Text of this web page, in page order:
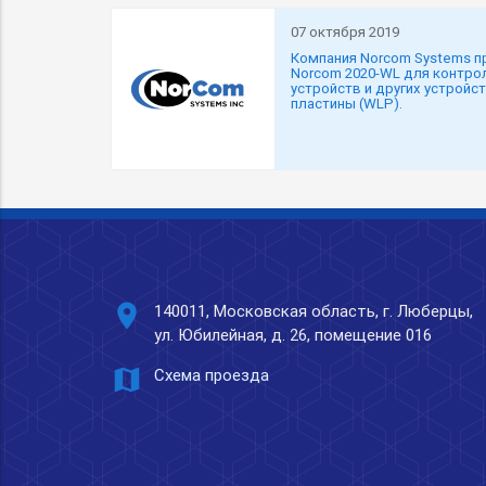
07 октября 2019
Компания Norcom Systems
Norcom 2020-WL для
устройств и других
пластины (WLP).
place
140011, Московская область, г. Люберцы,
ул. Юбилейная, д. 26, помещение 016
map Схема проезда